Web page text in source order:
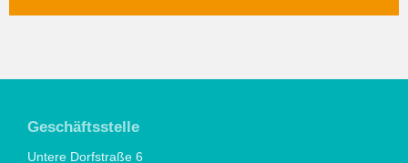
Geschäftsstelle
Untere Dorfstraße 6